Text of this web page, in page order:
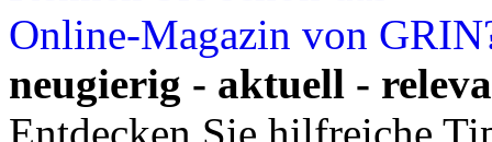
Online-Magazin von
neugierig - aktuell -
Entdecken Sie hilfreiche